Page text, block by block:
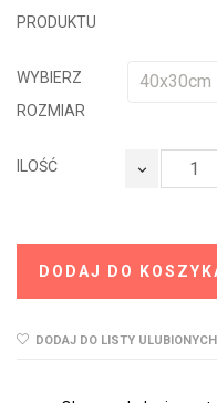
PRODUKTU
WYBIERZ
ROZMIAR
ILOŚĆ
DODAJ DO
DODAJ DO LISTY ULUBIONYCH